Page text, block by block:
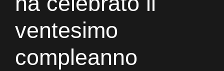
ventesimo
compleanno